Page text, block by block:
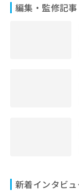
編集・監修記事
新着インタビ